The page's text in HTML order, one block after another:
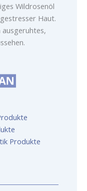
Wildrosenöl
Haut.
Produkte